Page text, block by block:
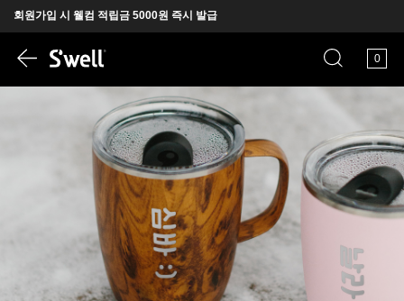
회원가입 시 웰컴 적립금 5000원 즉시 발급
뉴욕에서 온 프리미엄 텀블러 S'well
0